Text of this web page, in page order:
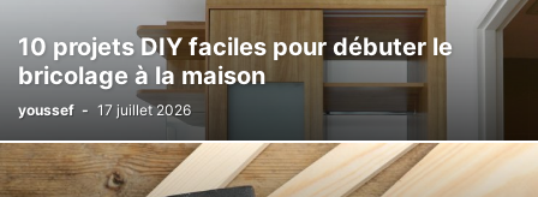
10 projets DIY faciles pour débuter le
bricolage à la maison
youssef - 17 juillet 2026